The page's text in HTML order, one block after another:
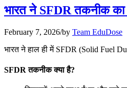
📝 डेली करेंट अफेयर्स: 25-27
📝 डेली करेंट अफेयर्स: 22-24
July 22, 2026
📝 डेली करेंट अफेयर्स: 19-21
भारत ने SFDR तकनीक का
February 7, 2026/by Team EduDose
भारत ने हाल ही में SFDR (Solid Fuel
SFDR तकनीक क्या है?